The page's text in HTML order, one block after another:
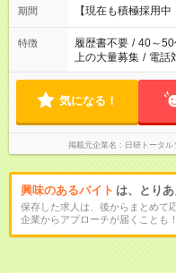
計が 週40時間を超
期間 【現在も積極採用
特徴 履歴書不要 / 40～50
上の大量募集 / 電話
気になる！
掲載元企業名 日研トータ
興味のあるバイト は、とり
保存した求人は、後からまとめて
企業からアプローチが届くことも！